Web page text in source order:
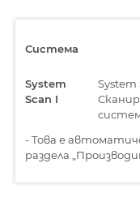
Система
System
Scan I
System
-Това е
раздела